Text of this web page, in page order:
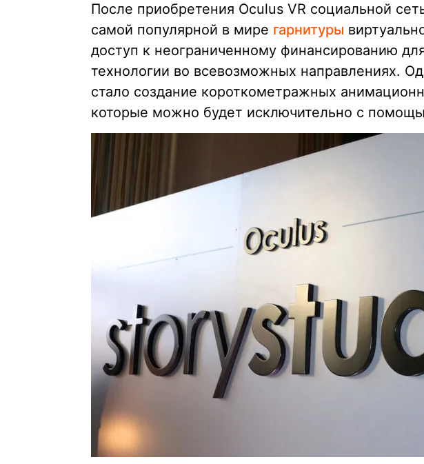
После приобретения Oculus VR социальной
самой популярной в мире гарнитуры
доступ к неограниченному финансированию
технологии во всевозможных направлениях.
стало создание короткометражных
которые можно будет исключительно с